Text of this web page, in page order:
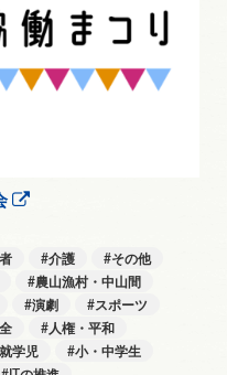
介護
その他
農山漁村・中山間
演劇
スポーツ
人権・平和
学児
小・中学生